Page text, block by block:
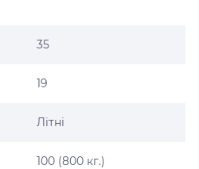
35
19
Літні
100 (800 кг.)